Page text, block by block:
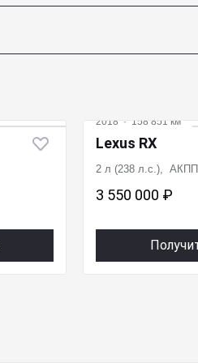
2018 · 158 851 км
Lexus RX
2 л (238 л.с.),
3 550 000 ₽